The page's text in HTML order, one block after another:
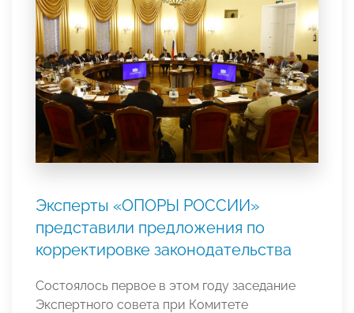
Эксперты «ОПОРЫ РОССИИ»
представили предложения по
корректировке законодательства
Состоялось первое в этом году заседание
Экспертного совета при Комитете